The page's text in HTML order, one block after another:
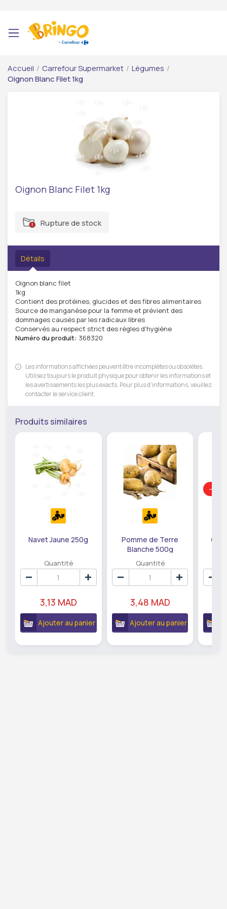
Accueil / Carrefour Supermarket / Légumes /
Oignon Blanc Filet 1kg
Oignon Blanc Filet 1kg
Rupture de stock
Détails
Oignon blanc filet
1kg
Contient des protéines, glucides et des fibres alimentaires
Source de manganèse pour la femme et prévient des
dommages causés par les radicaux libres
Conservés au respect strict des règles d'hygiène
Numéro du produit: 368320
Les informations affichées peuvent être incomplètes ou obsolètes.
Utilisez toujours le produit physique pour obtenir les informations et
les avertissements les plus exacts. Pour plus d'informations, veuillez
contacter le service client.
Produits similaires
Navet Jaune 250g
Quantité
3,13 MAD
Ajouter au panier
Pomme de Terre
Blanche 500g
Quantité
3,48 MAD
Ajouter au panier
-